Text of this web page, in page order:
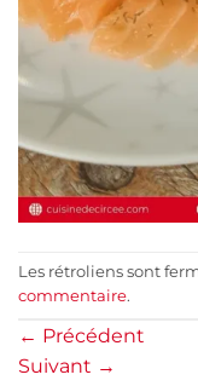
Les rétroliens sont
commentaire.
← Précédent
Suivant →